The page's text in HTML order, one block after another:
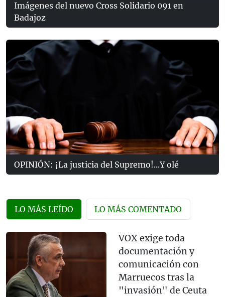
Imágenes del nuevo Cross Solidario 091 en
Badajoz
OPINIÓN: ¡La justicia del Supremo!...Y olé
LO MÁS LEÍDO LO MÁS COMENTADO
VOX exige toda
documentación y
comunicación con
Marruecos tras la
"invasión" de Ceuta